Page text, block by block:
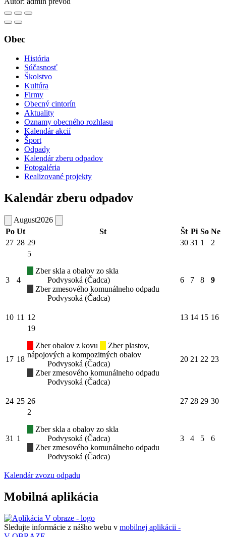
Obec
História
Súčasnosť
Školstvo
Kultúra
Firmy
Obecný cintorín
Aktuality
Oznamy obecného rozhlasu
Kalendár akcií
Šport
Odpady
Kalendár zberu odpadov
Fotogaléria
Realizované projekty
Kalendár zberu odpadov
August2026
Po Ut St Št Pi So Ne
27 28 29 30 31 1 2
3 4
5
Zber skla a obalov zo skla
Podvysoká (Čadca)
Zber zmesového komunálneho odpadu
Podvysoká (Čadca)
6 7 8 9
10 11 12 13 14 15 16
17 18
19
Zber obalov z kovu
Zber plastov,
nápojových a kompozitných obalov
Podvysoká (Čadca)
Zber zmesového komunálneho odpadu
Podvysoká (Čadca)
20 21 22 23
24 25 26 27 28 29 30
31 1
2
Zber skla a obalov zo skla
Podvysoká (Čadca)
Zber zmesového komunálneho odpadu
Podvysoká (Čadca)
3 4 5 6
Kalendár zvozu odpadu
Mobilná aplikácia
Sledujte informácie z nášho webu v mobilnej aplikácii -